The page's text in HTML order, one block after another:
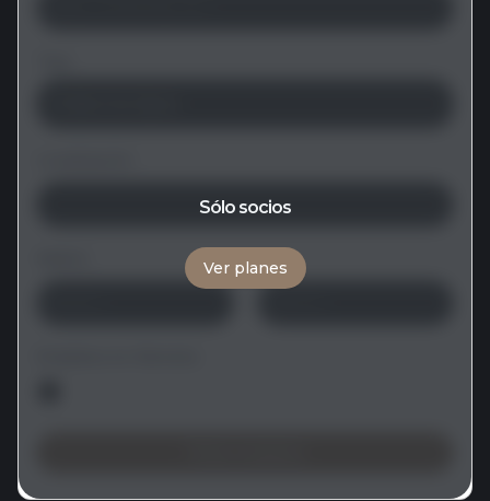
Sólo socios
Ver planes